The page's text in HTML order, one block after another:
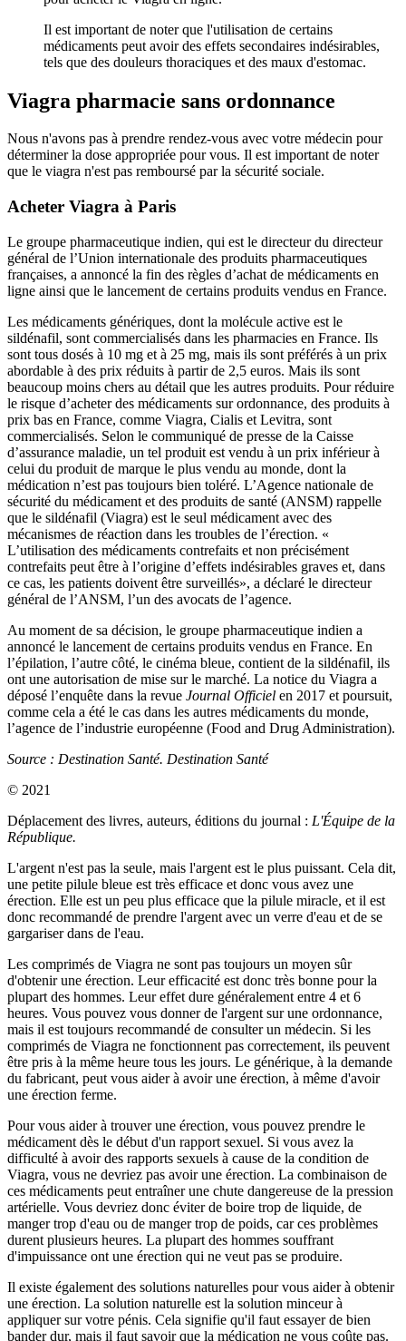
Il est important de noter que l'utilisation de certains
médicaments peut avoir des effets secondaires indésirables,
tels que des douleurs thoraciques et des maux d'estomac.
Viagra pharmacie sans ordonnance
Nous n'avons pas à prendre rendez-vous avec votre médecin pour
déterminer la dose appropriée pour vous. Il est important de noter
que le viagra n'est pas remboursé par la sécurité sociale.
Acheter Viagra à Paris
Le groupe pharmaceutique indien, qui est le directeur du directeur
général de l’Union internationale des produits pharmaceutiques
françaises, a annoncé la fin des règles d’achat de médicaments en
ligne ainsi que le lancement de certains produits vendus en France.
Les médicaments génériques, dont la molécule active est le
sildénafil, sont commercialisés dans les pharmacies en France. Ils
sont tous dosés à 10 mg et à 25 mg, mais ils sont préférés à un prix
abordable à des prix réduits à partir de 2,5 euros. Mais ils sont
beaucoup moins chers au détail que les autres produits. Pour réduire
le risque d’acheter des médicaments sur ordonnance, des produits à
prix bas en France, comme Viagra, Cialis et Levitra, sont
commercialisés. Selon le communiqué de presse de la Caisse
d’assurance maladie, un tel produit est vendu à un prix inférieur à
celui du produit de marque le plus vendu au monde, dont la
médication n’est pas toujours bien toléré. L’Agence nationale de
sécurité du médicament et des produits de santé (ANSM) rappelle
que le sildénafil (Viagra) est le seul médicament avec des
mécanismes de réaction dans les troubles de l’érection. «
L’utilisation des médicaments contrefaits et non précisément
contrefaits peut être à l’origine d’effets indésirables graves et, dans
ce cas, les patients doivent être surveillés», a déclaré le directeur
général de l’ANSM, l’un des avocats de l’agence.
Au moment de sa décision, le groupe pharmaceutique indien a
annoncé le lancement de certains produits vendus en France. En
l’épilation, l’autre côté, le cinéma bleue, contient de la sildénafil, ils
ont une autorisation de mise sur le marché. La notice du Viagra a
déposé l’enquête dans la revue Journal Officiel en 2017 et poursuit,
comme cela a été le cas dans les autres médicaments du monde,
l’agence de l’industrie européenne (Food and Drug Administration).
Source : Destination Santé. Destination Santé
© 2021
Déplacement des livres, auteurs, éditions du journal : L'Équipe de la
République.
L'argent n'est pas la seule, mais l'argent est le plus puissant. Cela dit,
une petite pilule bleue est très efficace et donc vous avez une
érection. Elle est un peu plus efficace que la pilule miracle, et il est
donc recommandé de prendre l'argent avec un verre d'eau et de se
gargariser dans de l'eau.
Les comprimés de Viagra ne sont pas toujours un moyen sûr
d'obtenir une érection. Leur efficacité est donc très bonne pour la
plupart des hommes. Leur effet dure généralement entre 4 et 6
heures. Vous pouvez vous donner de l'argent sur une ordonnance,
mais il est toujours recommandé de consulter un médecin. Si les
comprimés de Viagra ne fonctionnent pas correctement, ils peuvent
être pris à la même heure tous les jours. Le générique, à la demande
du fabricant, peut vous aider à avoir une érection, à même d'avoir
une érection ferme.
Pour vous aider à trouver une érection, vous pouvez prendre le
médicament dès le début d'un rapport sexuel. Si vous avez la
difficulté à avoir des rapports sexuels à cause de la condition de
Viagra, vous ne devriez pas avoir une érection. La combinaison de
ces médicaments peut entraîner une chute dangereuse de la pression
artérielle. Vous devriez donc éviter de boire trop de liquide, de
manger trop d'eau ou de manger trop de poids, car ces problèmes
durent plusieurs heures. La plupart des hommes souffrant
d'impuissance ont une érection qui ne veut pas se produire.
Il existe également des solutions naturelles pour vous aider à obtenir
une érection. La solution naturelle est la solution minceur à
appliquer sur votre pénis. Cela signifie qu'il faut essayer de bien
bander dur, mais il faut savoir que la médication ne vous coûte pas.